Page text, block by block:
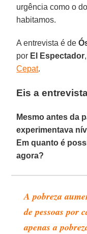
urgência como o do
habitamos.
A entrevista é de
por El Espectador
Cepat.
Eis a
Mesmo antes da
experimentava
Em quanto é
agora?
A pobreza
de pessoas por
apenas a